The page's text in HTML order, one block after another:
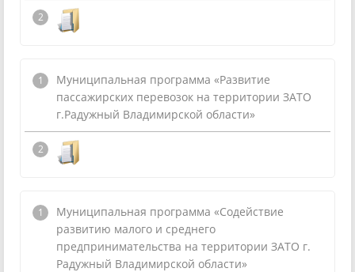
Муниципальная программа «Развитие
пассажирских перевозок на территории ЗАТО
г.Радужный Владимирской области»
Муниципальная программа «Содействие
развитию малого и среднего
предпринимательства на территории ЗАТО г.
Радужный Владимирской области»